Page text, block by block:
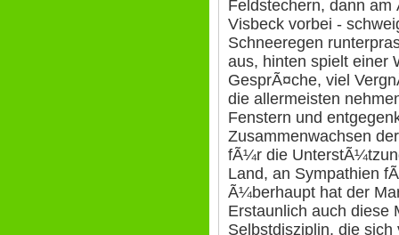
Feldstechern, dann
Visbeck vorbei -
Schneeregen
aus, hinten spielt einer
GesprÃ¤che, viel
die allermeisten
Fenstern und
Zusammenwachsen
fÃ¼r die
Land, an Sympathien
Ã¼berhaupt hat der
Erstaunlich auch diese
Selbstdisziplin, die